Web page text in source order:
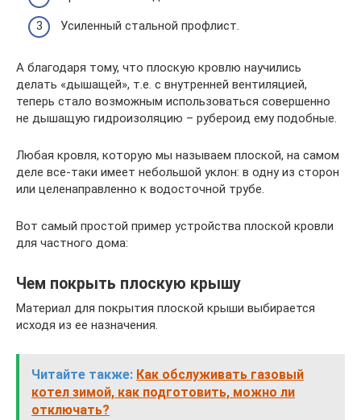
Усиленный стальной профлист.
А благодаря тому, что плоскую кровлю научились
делать «дышащей», т.е. с внутренней вентиляцией,
теперь стало возможным использоваться совершенно
не дышащую гидроизоляцию – рубероид ему подобные.
Любая кровля, которую мы называем плоской, на самом
деле все-таки имеет небольшой уклон: в одну из сторон
или целенаправленно к водосточной трубе.
Вот самый простой пример устройства плоской кровли
для частного дома:
Чем покрыть плоскую крышу
Материал для покрытия плоской крыши выбирается
исходя из ее назначения.
Читайте также: Как обслуживать газовый
котел зимой, как подготовить, можно ли
отключать?